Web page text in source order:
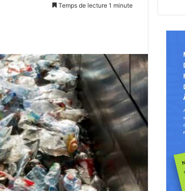
Temps de lecture 1 minute